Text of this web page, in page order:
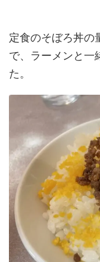
定食のそぼろ丼の
で、ラーメンと一
た。